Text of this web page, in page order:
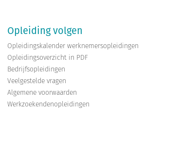
Opleiding volgen
Opleidingskalender werknemersopleidingen
Opleidingsoverzicht in PDF
Bedrijfsopleidingen
Veelgestelde vragen
Algemene voorwaarden
Werkzoekendenopleidingen